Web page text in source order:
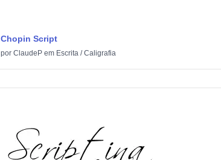
Chopin Script
por ClaudeP em Escrita /Caligrafia